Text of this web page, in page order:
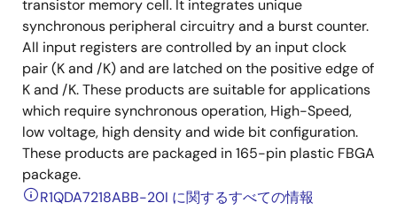
transistor memory cell. It integrates unique
synchronous peripheral circuitry and a burst counter.
All input registers are controlled by an input clock
pair (K and /K) and are latched on the positive edge of
K and /K. These products are suitable for applications
which require synchronous operation, High-Speed,
low voltage, high density and wide bit configuration.
These products are packaged in 165-pin plastic FBGA
package.
R1QDA7218ABB-20I に関するすべての情報